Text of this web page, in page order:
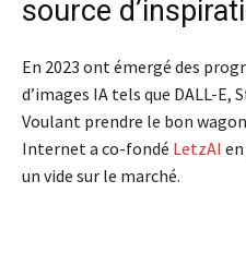
source
En 2023 ont émergé des
d’images IA tels que DALL-E,
Voulant prendre le bon
Internet a co-fondé LetzAI
un vide sur le marché.